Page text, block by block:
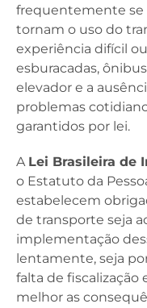
frequentemente se
tornam o uso do
experiência difícil
esburacadas,
elevador e a
problemas
garantidos por lei.
A Lei Brasileira de
o Estatuto da
estabelecem
de transporte seja
implementação
lentamente, seja
falta de fiscalização
melhor as